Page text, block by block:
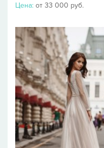
Цена: от 33 000 руб.